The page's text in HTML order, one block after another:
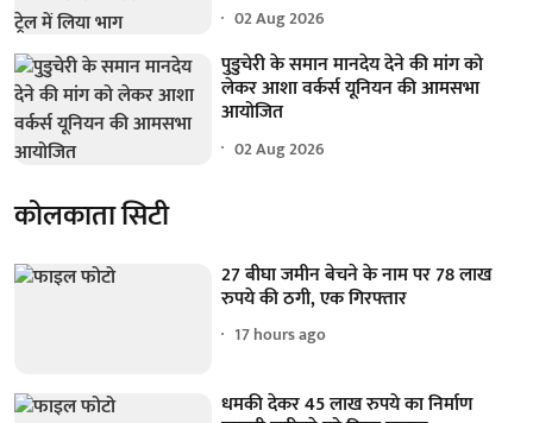
02 Aug 2026
पुडुचेरी के समान मानदेय देने की मांग को
लेकर आशा वर्कर्स यूनियन की आमसभा
आयोजित
02 Aug 2026
कोलकाता सिटी
27 बीघा जमीन बेचने के नाम पर 78 लाख
रुपये की ठगी, एक गिरफ्तार
17 hours ago
धमकी देकर 45 लाख रुपये का निर्माण